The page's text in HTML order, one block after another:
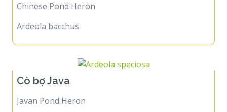
Chinese Pond Heron
Ardeola bacchus
Cò bợ Java
Javan Pond Heron